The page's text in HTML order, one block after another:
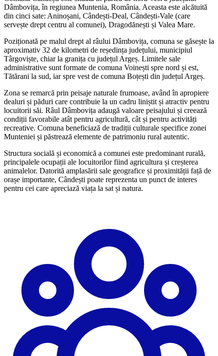
Dâmbovița, în regiunea Muntenia, România. Aceasta este alcătuită
din cinci sate: Aninoșani, Cândești-Deal, Cândești-Vale (care
servește drept centru al comunei), Dragodănești și Valea Mare.
Poziționată pe malul drept al râului Dâmbovița, comuna se găsește la
aproximativ 32 de kilometri de reședința județului, municipiul
Târgoviște, chiar la granița cu județul Argeș. Limitele sale
administrative sunt formate de comuna Voinești spre nord și est,
Tătărani la sud, iar spre vest de comuna Boțești din județul Argeș.
Zona se remarcă prin peisaje naturale frumoase, având în apropiere
dealuri și păduri care contribuie la un cadru liniștit și atractiv pentru
locuitorii săi. Râul Dâmbovița adaugă valoare peisajului și creează
condiții favorabile atât pentru agricultură, cât și pentru activități
recreative. Comuna beneficiază de tradiții culturale specifice zonei
Munteniei și păstrează elemente de patrimoniu rural autentic.
Structura socială și economică a comunei este predominant rurală,
principalele ocupații ale locuitorilor fiind agricultura și creșterea
animalelor. Datorită amplasării sale geografice și proximității față de
orașe importante, Cândești poate reprezenta un punct de interes
pentru cei care apreciază viața la sat și natura.